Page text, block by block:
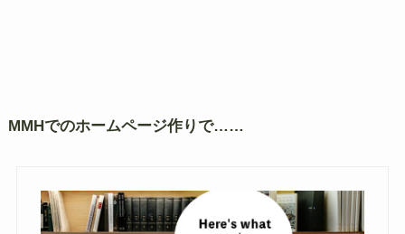
MMHでのホームページ作りで……